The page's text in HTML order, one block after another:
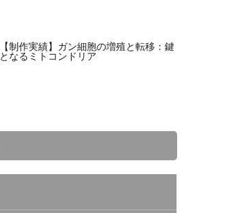
【制作実績】ガン細胞の増殖と転移：鍵
となるミトコンドリア